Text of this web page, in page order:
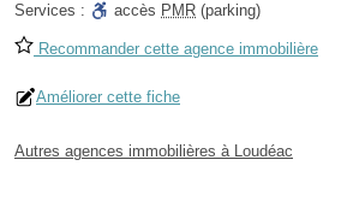
Services :
accès PMR (parking)
Recommander cette agence immobilière
Améliorer cette fiche
Autres agences immobilières à Loudéac